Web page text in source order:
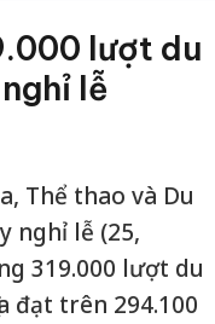
lượt du
lễ
Thể thao và Du
nghỉ lễ (25,
319.000 lượt du
đạt trên 294.100